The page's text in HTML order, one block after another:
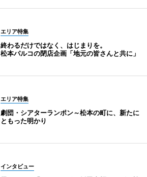
エリア特集
終わるだけではなく、はじまりを。
松本パルコの閉店企画「地元の皆さんと共に」
エリア特集
劇団・シアターランポン～松本の町に、新たに
ともった明かり
インタビュー